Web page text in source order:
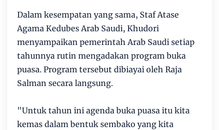
Dalam kesempatan yang sama, Staf Atase
Agama Kedubes Arab Saudi, Khudori
menyampaikan pemerintah Arab Saudi setiap
tahunnya rutin mengadakan program buka
puasa. Program tersebut dibiayai oleh Raja
Salman secara langsung.
"Untuk tahun ini agenda buka puasa itu kita
kemas dalam bentuk sembako yang kita